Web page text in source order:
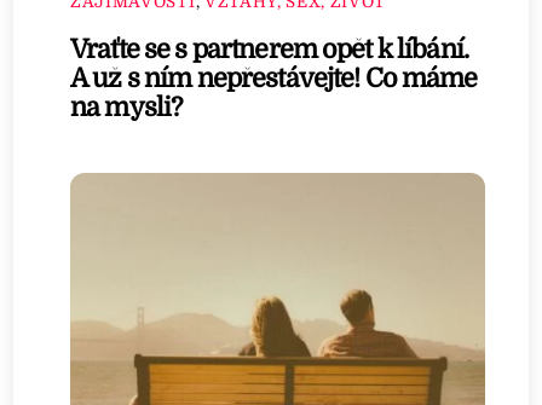
Vraťte se s partnerem opět k líbání.
A už s ním nepřestávejte! Co máme
na mysli?